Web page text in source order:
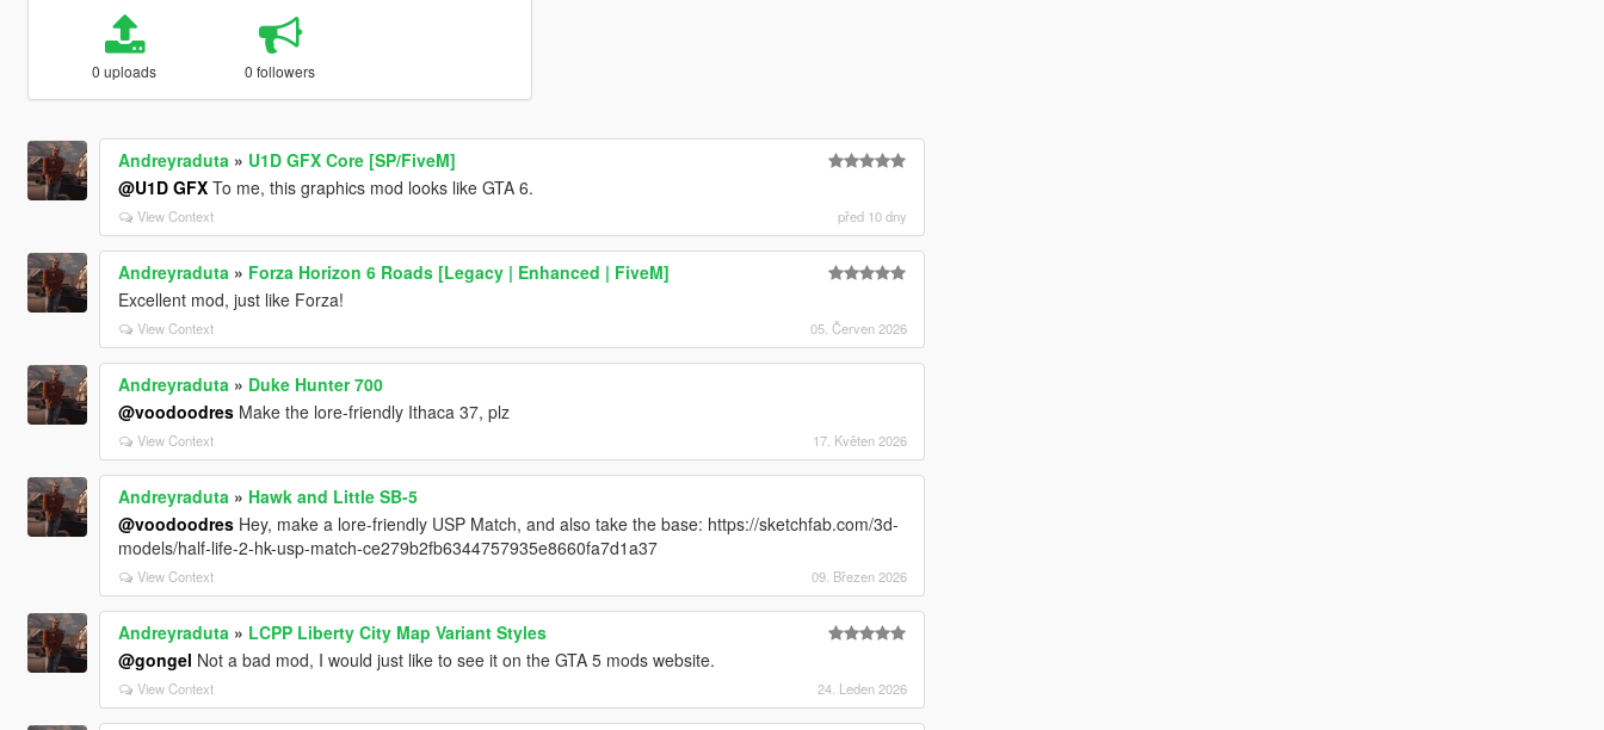
0 uploads 0 followers
Andreyraduta » U1D GFX Core [SP/FiveM]
@U1D GFXTo me, this graphics mod looks like GTA 6.
View Context před 10 dny
Andreyraduta » Forza Horizon 6 Roads [Legacy | Enhanced | FiveM]
Excellent mod, just like Forza!
View Context 05. Červen 2026
Andreyraduta » Duke Hunter 700
@voodoodresMake the lore-friendly Ithaca 37, plz
View Context 17. Květen 2026
Andreyraduta » Hawk and Little SB-5
@voodoodresHey, make a lore-friendly USP Match, and also take the base: https://sketchfab.com/3d-
models/half-life-2-hk-usp-match-ce279b2fb6344757935e8660fa7d1a37
View Context 09. Březen 2026
Andreyraduta » LCPP Liberty City Map Variant Styles
@gongel Not a bad mod, I would just like to see it on the GTA 5 mods website.
View Context 24. Leden 2026